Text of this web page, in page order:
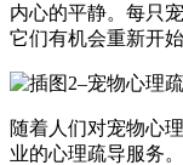
内心的平静。每只
它们有机会重新开始
随着人们对宠物心
业的心理疏导服务